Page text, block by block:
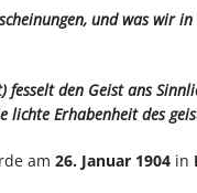
und was wir
den Geist ans
Erhabenheit des
am 26. Januar 1904in